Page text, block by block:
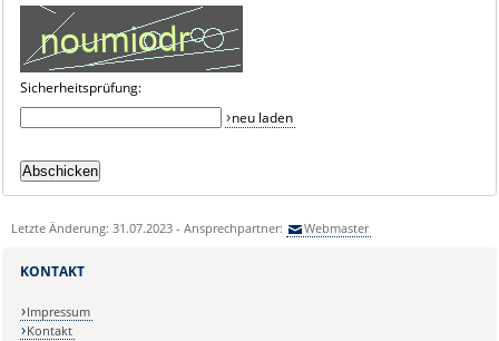
Sicherheitsprüfung:
neu laden
Letzte Änderung: 31.07.2023 - Ansprechpartner: Webmaster
KONTAKT
Impressum
Kontakt